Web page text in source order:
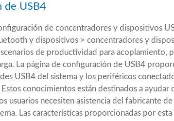
de USB4
de concentradores y dispositivos
y dispositivos > concentradores y
de productividad para acoplamiento,
La página de configuración de USB4
USB4 del sistema y los periféricos
conocimientos están destinados a ayudar
usuarios necesiten asistencia del fabricante
Las características proporcionadas por esta